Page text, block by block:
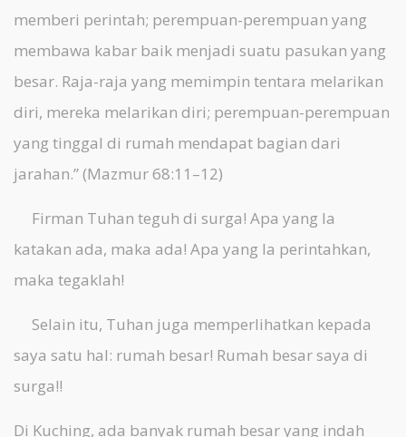
memberi perintah; perempuan-perempuan yang
membawa kabar baik menjadi suatu pasukan yang
besar. Raja-raja yang memimpin tentara melarikan
diri, mereka melarikan diri; perempuan-perempuan
yang tinggal di rumah mendapat bagian dari
jarahan.” (Mazmur 68:11–12)
Firman Tuhan teguh di surga! Apa yang Ia
katakan ada, maka ada! Apa yang Ia perintahkan,
maka tegaklah!
Selain itu, Tuhan juga memperlihatkan kepada
saya satu hal: rumah besar! Rumah besar saya di
surga!!
Di Kuching, ada banyak rumah besar yang indah